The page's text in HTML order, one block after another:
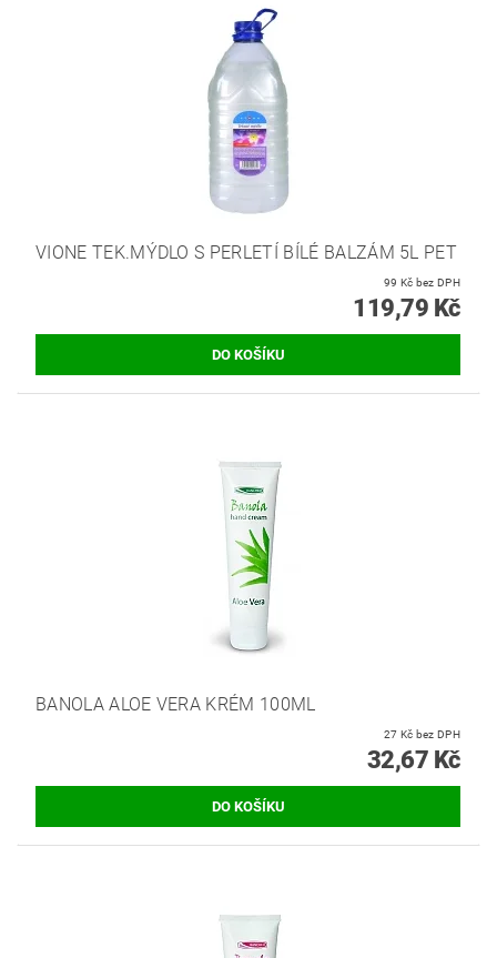
VIONE TEK.MÝDLO S PERLETÍ BÍLÉ BALZÁM 5L PET
99 Kč bez DPH
119,79 Kč
BANOLA ALOE VERA KRÉM 100ML
27 Kč bez DPH
32,67 Kč